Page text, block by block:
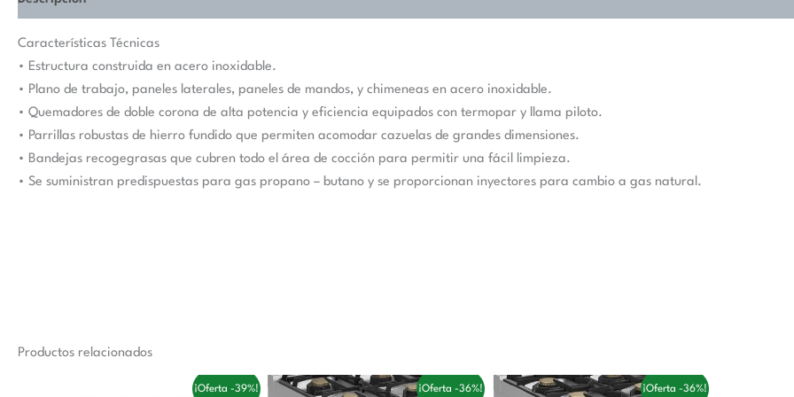
Características Técnicas
• Estructura construida en acero inoxidable.
• Plano de trabajo, paneles laterales, paneles de mandos, y chimeneas en acero inoxidable.
• Quemadores de doble corona de alta potencia y eficiencia equipados con termopar y llama piloto.
• Parrillas robustas de hierro fundido que permiten acomodar cazuelas de grandes dimensiones.
• Bandejas recogegrasas que cubren todo el área de cocción para permitir una fácil limpieza.
• Se suministran predispuestas para gas propano – butano y se proporcionan inyectores para cambio a gas natural.
Productos relacionados
¡Oferta -39%! ¡Oferta -36%!
El
El
¡Oferta -36%!
El
El